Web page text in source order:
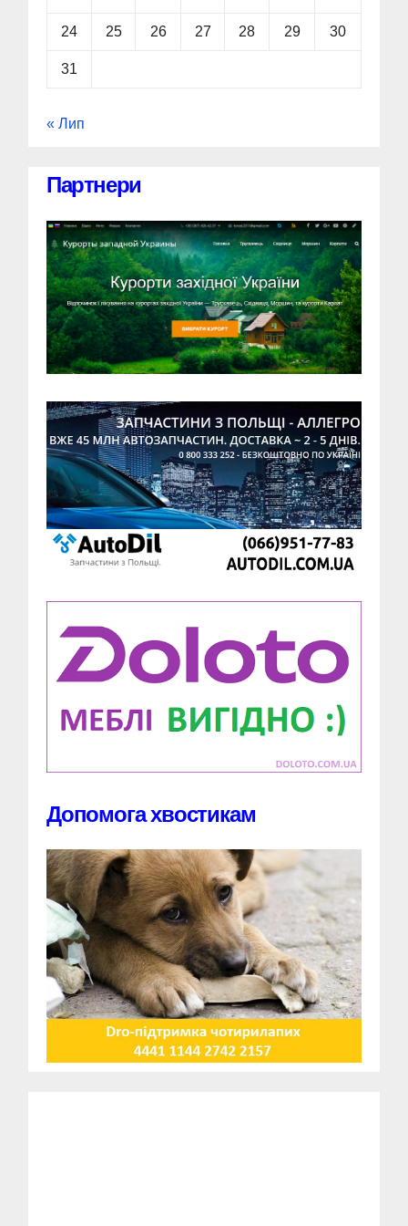
24 25 26 27 28 29 30
31
« Лип
Партнери
Допомога хвостикам